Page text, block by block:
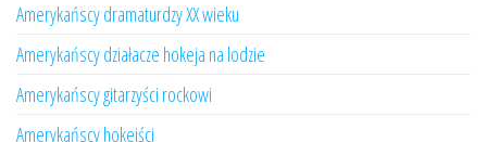
Amerykańscy dramaturdzy XX wieku
Amerykańscy działacze hokeja na lodzie
Amerykańscy gitarzyści rockowi
Amerykańscy hokeiści